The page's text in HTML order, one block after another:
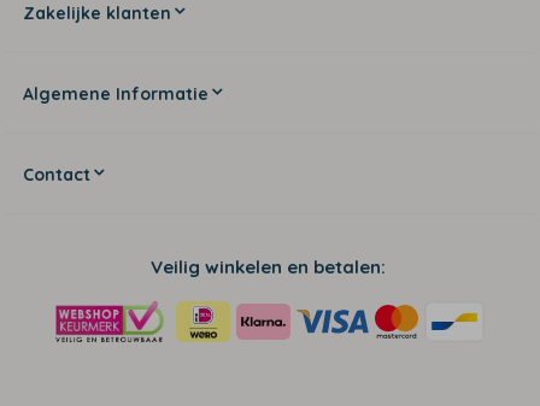
Zakelijke klanten
Algemene Informatie
Contact
Veilig winkelen en betalen: